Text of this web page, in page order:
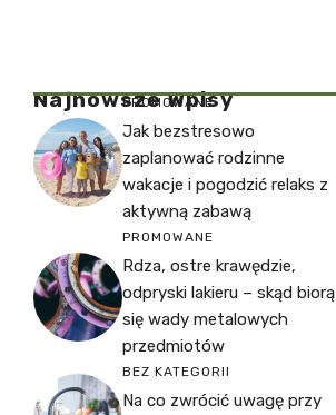
Najnowsze Wpisy
PROMOWANE
Jak bezstresowo
zaplanować rodzinne
wakacje i pogodzić relaks z
aktywną zabawą
PROMOWANE
Rdza, ostre krawędzie,
odpryski lakieru – skąd biorą
się wady metalowych
przedmiotów
BEZ KATEGORII
Na co zwrócić uwagę przy